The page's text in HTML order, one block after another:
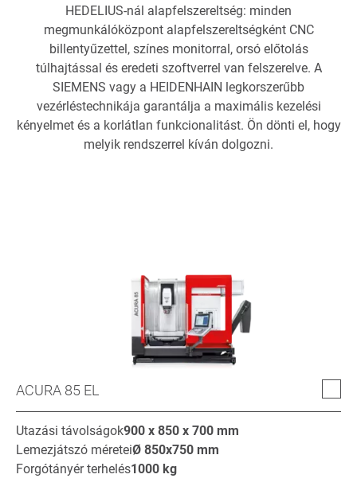
HEDELIUS-nál alapfelszereltség: minden
megmunkálóközpont alapfelszereltségként CNC
billentyűzettel, színes monitorral, orsó előtolás
túlhajtással és eredeti szoftverrel van felszerelve. A
SIEMENS vagy a HEIDENHAIN legkorszerűbb
vezérléstechnikája garantálja a maximális kezelési
kényelmet és a korlátlan funkcionalitást. Ön dönti el, hogy
melyik rendszerrel kíván dolgozni.
ACURA 85 EL
Utazási távolságok900 x 850 x 700 mm
Lemezjátszó méreteiØ 850x750 mm
Forgótányér terhelés1000 kg